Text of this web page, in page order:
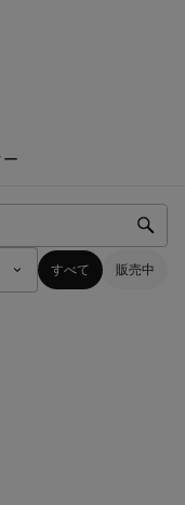
ー
すべて 販売中